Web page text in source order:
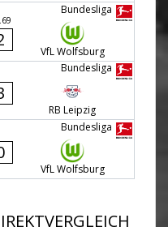
Bundesliga
VfL Wolfsburg
Bundesliga
RB Leipzig
Bundesliga
VfL Wolfsburg